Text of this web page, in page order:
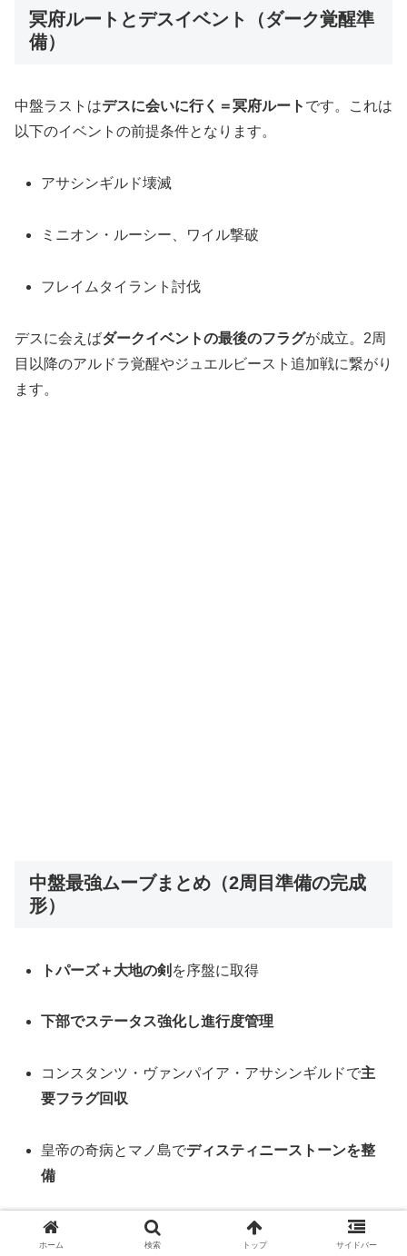
冥府ルートとデスイベント（ダーク覚醒準
備）
中盤ラストはデスに会いに行く＝冥府ルート です。これは
以下のイベントの前提条件となります。
アサシンギルド壊滅
ミニオン・ルーシー、ワイル撃破
フレイムタイラント討伐
デスに会えばダークイベントの最後のフラグが成立。2周
目以降のアルドラ覚醒やジュエルビースト追加戦に繋がり
ます。
中盤最強ムーブまとめ（2周目準備の完成
形）
トパーズ＋大地の剣 を序盤に取得
下部でステータス強化し進行度管理
コンスタンツ・ヴァンパイア・アサシンギルドで主
要フラグ回収
皇帝の奇病とマノ島でディスティニーストーンを整
備
四天王イベントで属性術具と富士娘確保
ホーム 検索 トップ サイドバー